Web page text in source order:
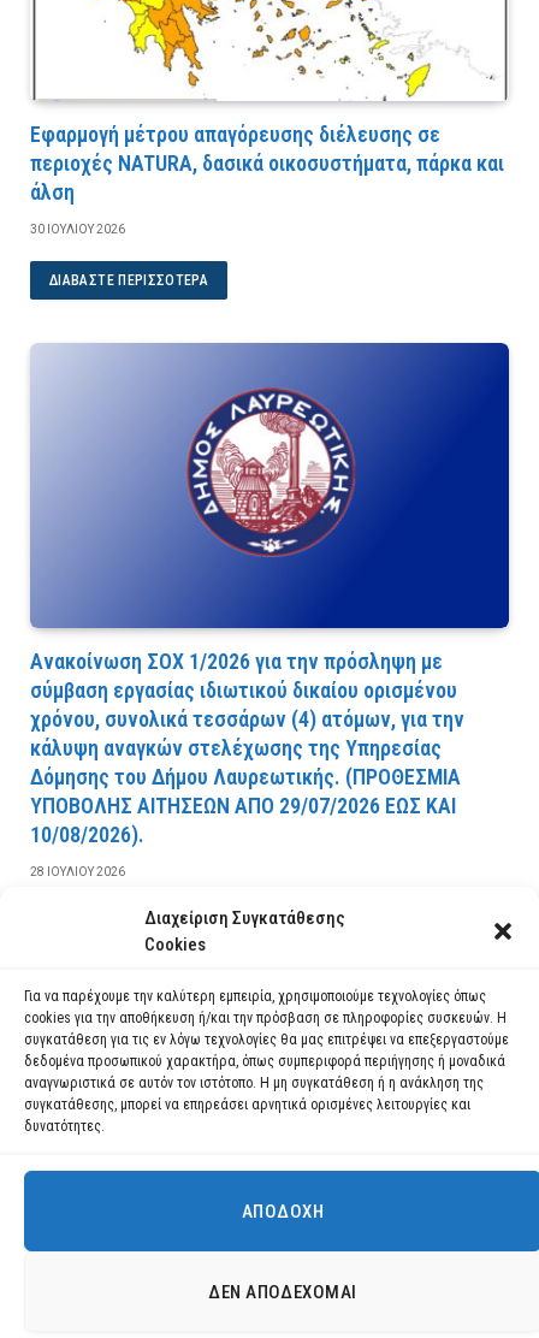
Διαχείριση Συγκατάθεσης
Cookies
Για να παρέχουμε την καλύτερη εμπειρία, χρησιμοποιούμε τεχνολογίες όπως
cookies για την αποθήκευση ή/και την πρόσβαση σε πληροφορίες συσκευών. Η
συγκατάθεση για τις εν λόγω τεχνολογίες θα μας επιτρέψει να επεξεργαστούμε
δεδομένα προσωπικού χαρακτήρα, όπως συμπεριφορά περιήγησης ή μοναδικά
αναγνωριστικά σε αυτόν τον ιστότοπο. Η μη συγκατάθεση ή η ανάκληση της
συγκατάθεσης, μπορεί να επηρεάσει αρνητικά ορισμένες λειτουργίες και
δυνατότητες.
ΑΠΟΔΟΧΉ
ΔΕΝ ΑΠΟΔΈΧΟΜΑΙ
Εφαρμογή μέτρου απαγόρευσης διέλευσης σε
περιοχές NATURA, δασικά οικοσυστήματα, πάρκα και
άλση
30 ΙΟΥΛΊΟΥ 2026
ΔΙΑΒΆΣΤΕ ΠΕΡΙΣΣΌΤΕΡΑ
Ανακοίνωση ΣΟΧ 1/2026 για την πρόσληψη με
σύμβαση εργασίας ιδιωτικού δικαίου ορισμένου
χρόνου, συνολικά τεσσάρων (4) ατόμων, για την
κάλυψη αναγκών στελέχωσης της Υπηρεσίας
Δόμησης του Δήμου Λαυρεωτικής. (ΠPOΘEΣMIA
YΠOBOΛHΣ AITHΣEΩN AΠO 29/07/2026 EΩΣ KAI
10/08/2026).
28 ΙΟΥΛΊΟΥ 2026
ΔΙΑΒΆΣΤΕ ΠΕΡΙΣΣΌΤΕΡΑ
Χρησιμοποιούμε cookies για να σας προσφέρουμε τη βέλτιστη εμπειρία
πλοήγησης στον ιστότοπό μας.
ρυθμίσεις